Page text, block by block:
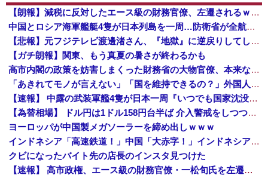
【朗報】減税に反対したエース級の財務官僚、左遷されるｗｗｗｗｗｗ
中国とロシア海軍艦艇4隻が日本列島を一周…防衛省が全航路を公開！
【悲報】元フジテレビ渡邊渚さん、『地獄』に逆戻りしてしまう・・・・・
【ガチ朗報】関東、もう真夏の暑さが終わるかも
高市内閣の政策を妨害しまくった財務省の大物官僚、本来ならエース級の人材が就くはずのないポストに送られ……
「あきれてモノが言えない」「国を維持できるの？」外国人の永住許可要件の厳格化で在日中国人の本音は？
【速報】 中露の武装軍艦4隻が日本一周『いつでも国家沈没させられるぞ』
【為替相場】 ドル円は1ドル158円台半ば 介入警戒をしつつ円売りが続行
ヨーロッパが中国製メガソーラーを締め出しｗｗｗ
インドネシア「高速鉄道！」中国「大赤字！」インドネシア「運営会社の株式購入！（負債対策」中国「はい（巨額負債」インドネシア「700km延伸計画！（実質中止」→
クビになったバイト先の店長のインスタ見つけた
【速報】 高市政権、エース級の財務官僚・一松旬氏を左遷「彼は協力的でなかった」財務省の言いなりではないことが判明